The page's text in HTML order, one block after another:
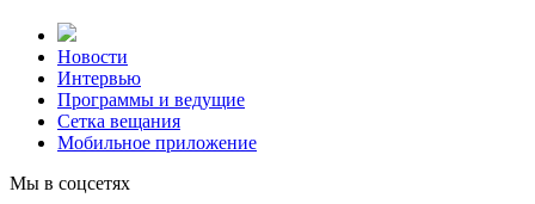
Новости
Интервью
Программы и ведущие
Сетка вещания
Мобильное приложение
Мы в соцсетях